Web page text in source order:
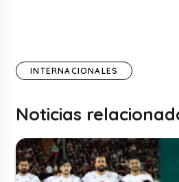
INTERNACIONALES
Noticias